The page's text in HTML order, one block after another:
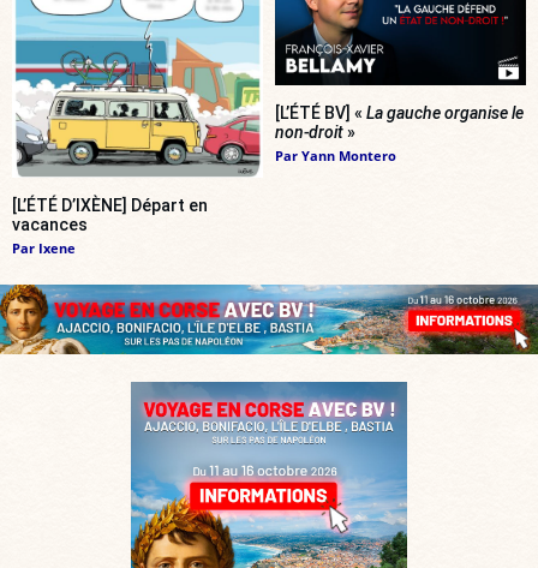
[L’ÉTÉ D’IXÈNE] Départ en
vacances
Par Ixene
[L’ÉTÉ BV] « La gauche organise le
non-droit»
Par Yann Montero